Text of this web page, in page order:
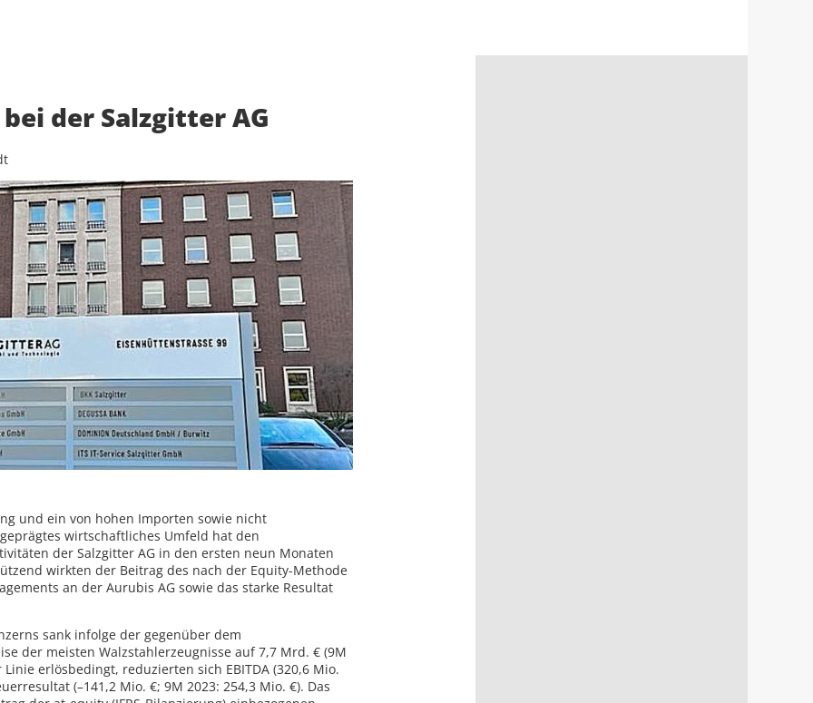
der Salzgitter AG
und ein von hohen Importen sowie nicht
wirtschaftliches Umfeld hat den
der Salzgitter AG in den ersten neun Monaten
wirkten der Beitrag des nach der Equity-Methode
an der Aurubis AG sowie das starke Resultat
sank infolge der gegenüber dem
der meisten Walzstahlerzeugnisse auf 7,7 Mrd. € (9M
Linie erlösbedingt, reduzierten sich EBITDA (320,6 Mio.
(–141,2 Mio. €; 9M 2023: 254,3 Mio. €). Das